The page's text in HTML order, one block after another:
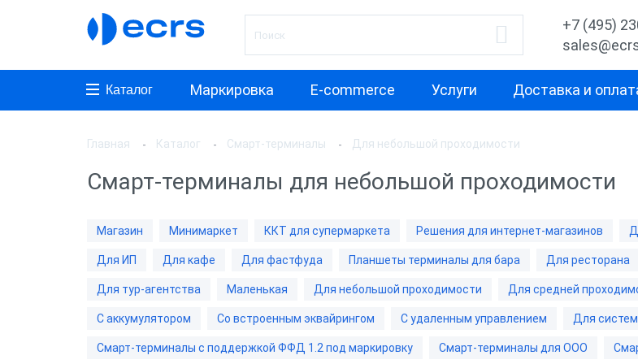
+7 (495)
Каталог Маркировка E-commerce Услуги Доставка и
Производитель
АТОЛ
Мещера
Paymob
Меркурий
Назначение
Для офиса
Для кафе
Для фастфуда
Планшеты терминалы
Главная Каталог Смарт-терминалы Для небольшой проходимости
Смарт-терминалы для небольшой проходимости
Магазин Минимаркет ККТ для супермаркета Решения для интернет-магазинов
Для ИП Для кафе Для фастфуда Планшеты терминалы для бара Для ресторана
Для тур-агентства Маленькая Для небольшой проходимости Для средней
С аккумулятором Со встроенным эквайрингом С удаленным управлением Для
Смарт-терминалы с поддержкой ФФД 1.2 под маркировку Смарт-терминалы для ООО